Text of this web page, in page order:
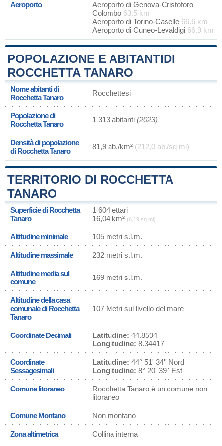
Aeroporto
Aeroporto di Genova-Cristoforo
Colombo 63.5 km
Aeroporto di Torino-Caselle 66.6 km
Aeroporto di Cuneo-Levaldigi 66.9 km
POPOLAZIONE E ABITANTIDI
ROCCHETTA TANARO
Nome abitanti di
Rocchetta Tanaro
Rocchettesi
Popolazione di
Rocchetta Tanaro
1 313 abitanti (2023)
Densità di popolazione
di Rocchetta Tanaro
81,9 ab./km² (212,0 ab./sq mi)
TERRITORIO DI ROCCHETTA
TANARO
Superficie di Rocchetta
Tanaro
1 604 ettari
16,04 km² (6,19 sq mi)
Altitudine minimale 105 metri s.l.m.
Altitudine massimale 232 metri s.l.m.
Altitudine media sul
comune
169 metri s.l.m.
Altitudine della casa
comunale di Rocchetta
Tanaro
107 Metri sul livello del mare
Coordinate Decimali Latitudine: 44.8594
Longitudine: 8.34417
Coordinate
Sessagesimali
Latitudine: 44° 51' 34'' Nord
Longitudine: 8° 20' 39'' Est
Comune litoraneo
Rocchetta Tanaro è un comune non
litoraneo
Comune Montano Non montano
Zona altimetrica Collina interna